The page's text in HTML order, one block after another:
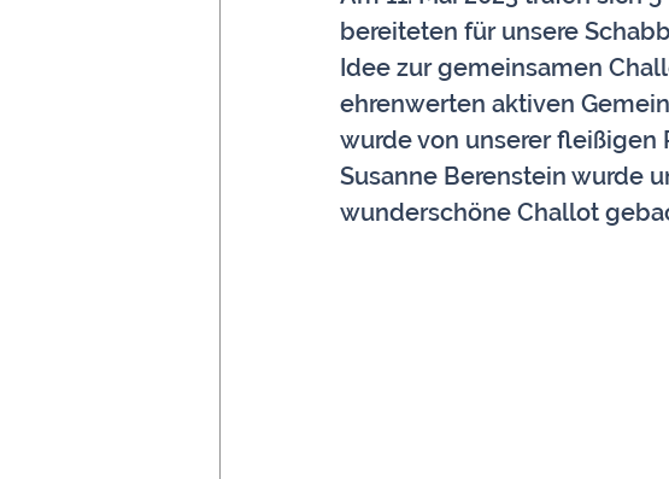
bereiteten für unsere
Idee zur gemeinsamen
ehrenwerten aktiven
wurde von unserer fleißigen
Susanne Berenstein wurde
wunderschöne Challot